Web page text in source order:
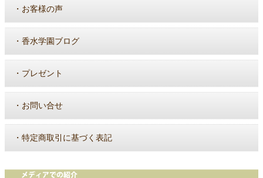
・ お客様の声
・ 香水学園ブログ
・ プレゼント
・ お問い合せ
・ 特定商取引に基づく表記